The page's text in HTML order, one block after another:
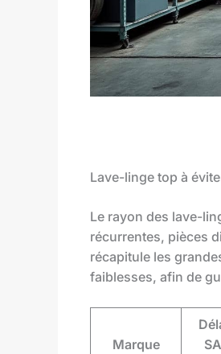
Lave-linge top à
Le rayon des lave-
récurrentes, pièces
récapitule les
faiblesses, afin de
Marque